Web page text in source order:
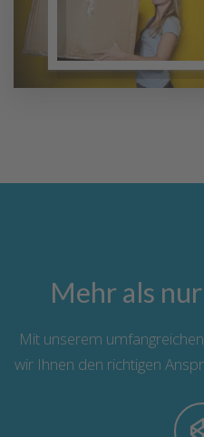
Mehr als nur
Mit unserem
wir Ihnen den richtigen